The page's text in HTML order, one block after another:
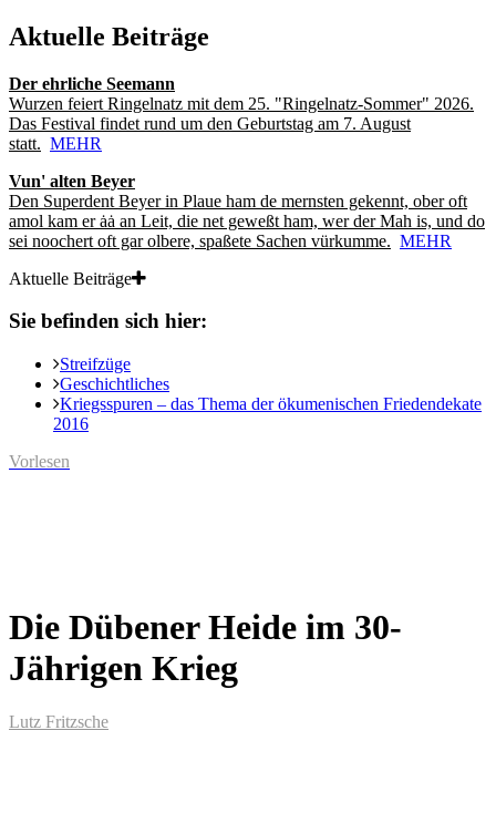
Aktuelle Beiträge
Der ehrliche Seemann
Wurzen feiert Ringelnatz mit dem 25. "Ringelnatz-Sommer" 2026.
Das Festival findet rund um den Geburtstag am 7. August
statt. MEHR
Vun' alten Beyer
Den Superdent Beyer in Plaue ham de mernsten gekennt, ober oft
amol kam er ȧȧ an Leit, die net geweßt ham, wer der Mah is, und do
sei noochert oft gar olbere, spaßete Sachen vürkumme. MEHR
Aktuelle Beiträge
Sie befinden sich hier:
Streifzüge
Geschichtliches
Kriegsspuren – das Thema der ökumenischen Friedendekate
2016
Vorlesen
Die Dübener Heide im 30-
Jährigen Krieg
Lutz Fritzsche